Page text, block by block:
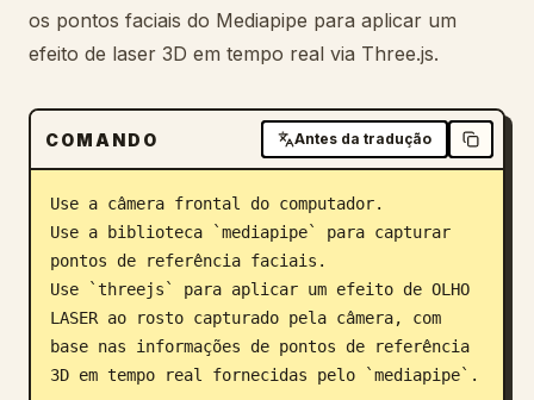
Preços
Blog
Atualizações
os pontos faciais do Mediapipe para aplicar um
efeito de laser 3D em tempo real via Three.js.
COMANDO Antes da tradução
Use a câmera frontal do computador.
Use a biblioteca `mediapipe` para capturar
pontos de referência faciais.
Use `threejs` para aplicar um efeito de OLHO
LASER ao rosto capturado pela câmera, com
base nas informações de pontos de referência
3D em tempo real fornecidas pelo `mediapipe`.